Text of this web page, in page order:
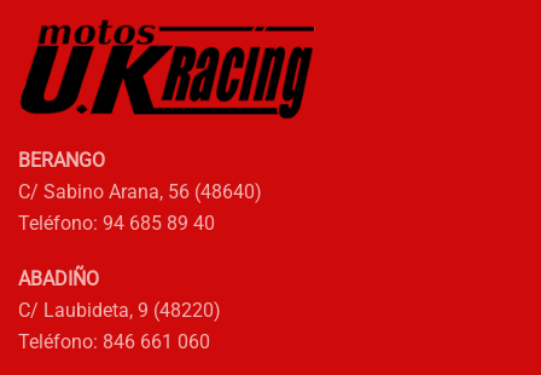
BERANGO
C/ Sabino Arana, 56 (48640)
Teléfono: 94 685 89 40
ABADIÑO
C/ Laubideta, 9 (48220)
Teléfono: 846 661 060